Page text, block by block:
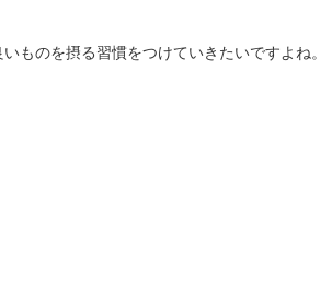
ものを摂る習慣をつけていきたいですよね。